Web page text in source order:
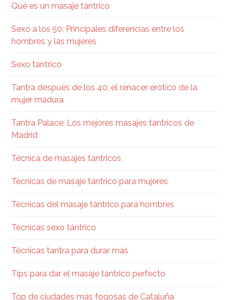
Qué es un masaje tántrico
Sexo a los 50: Principales diferencias entre los
hombres y las mujeres
Sexo tántrico
Tantra después de los 40: el renacer erótico de la
mujer madura
Tantra Palace: Los mejores masajes tántricos de
Madrid
Técnica de masajes tántricos
Técnicas de masaje tántrico para mujeres
Técnicas del masaje tántrico para hombres
Técnicas sexo tántrico
Técnicas tantra para durar más
Tips para dar el masaje tántrico perfecto
Top de ciudades más fogosas de Cataluña